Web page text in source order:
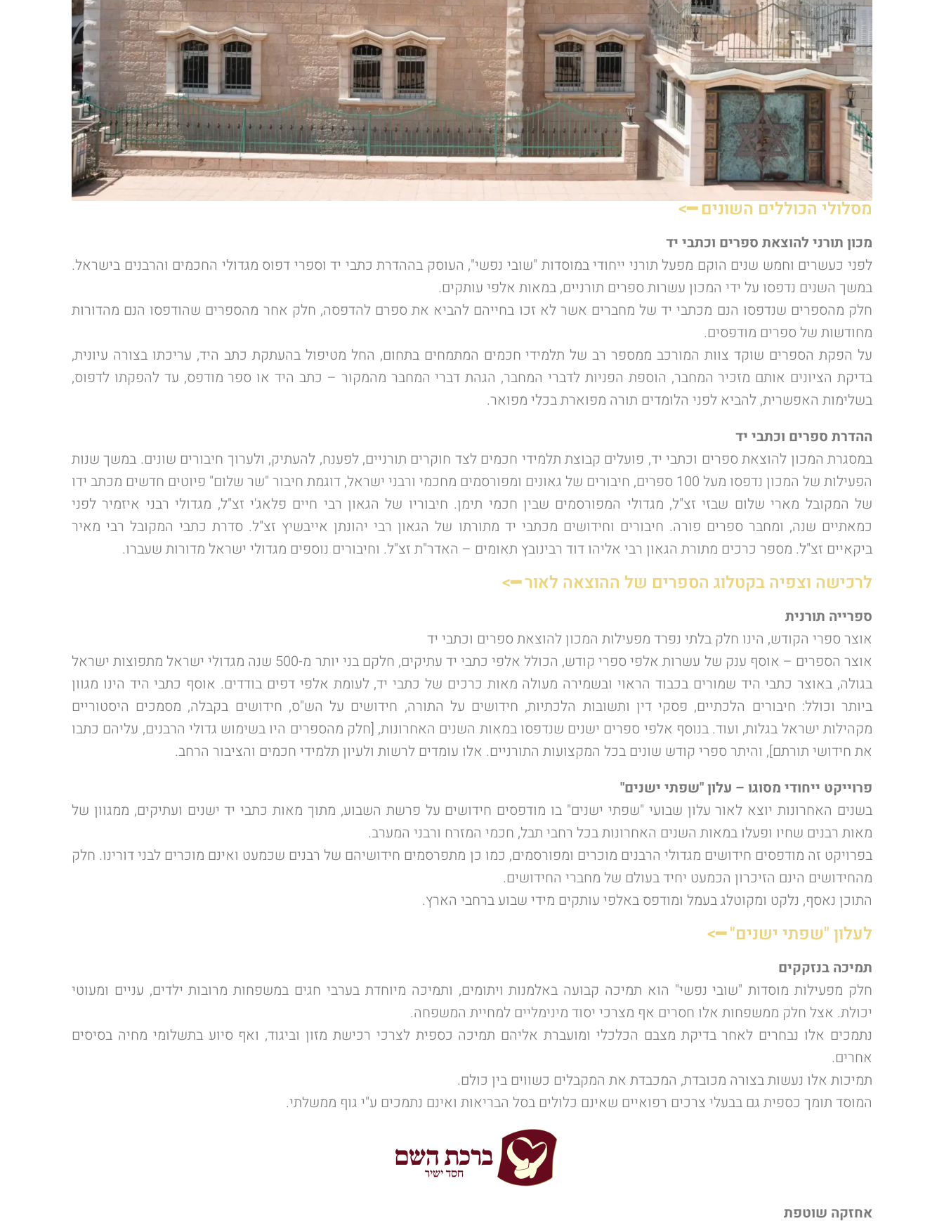
מסלולי הכוללים השונים ━>
מכון תורני להוצאת ספרים וכתבי יד
לפני כעשרים וחמש שנים הוקם מפעל תורני ייחודי במוסדות "שובי נפשי", העוסק בההדרת כתבי יד וספרי דפוס מגדולי החכמים והרבנים בישראל.
במשך השנים נדפסו על ידי המכון עשרות ספרים תורניים, במאות אלפי עותקים.
חלק מהספרים שנדפסו הנם מכתבי יד של מחברים אשר לא זכו בחייהם להביא את ספרם להדפסה, חלק אחר מהספרים שהודפסו הנם מהדורות
מחודשות של ספרים מודפסים.
על הפקת הספרים שוקד צוות המורכב ממספר רב של תלמידי חכמים המתמחים בתחום, החל מטיפול בהעתקת כתב היד, עריכתו בצורה עיונית,
בדיקת הציונים אותם מזכיר המחבר, הוספת הפניות לדברי המחבר, הגהת דברי המחבר מהמקור – כתב היד או ספר מודפס, עד להפקתו לדפוס,
בשלימות האפשרית, להביא לפני הלומדים תורה מפוארת בכלי מפואר.
ההדרת ספרים וכתבי יד
במסגרת המכון להוצאת ספרים וכתבי יד, פועלים קבוצת תלמידי חכמים לצד חוקרים תורניים, לפענח, להעתיק, ולערוך חיבורים שונים. במשך שנות
הפעילות של המכון נדפסו מעל 100 ספרים, חיבורים של גאונים ומפורסמים מחכמי ורבני ישראל, דוגמת חיבור "שר שלום" פיוטים חדשים מכתב ידו
של המקובל מארי שלום שבזי זצ"ל, מגדולי המפורסמים שבין חכמי תימן. חיבוריו של הגאון רבי חיים פלאג'י זצ"ל, מגדולי רבני איזמיר לפני
כמאתיים שנה, ומחבר ספרים פורה. חיבורים וחידושים מכתבי יד מתורתו של הגאון רבי יהונתן אייבשיץ זצ"ל. סדרת כתבי המקובל רבי מאיר
ביקאיים זצ"ל. מספר כרכים מתורת הגאון רבי אליהו דוד רבינובץ תאומים – האדר"ת זצ"ל. וחיבורים נוספים מגדולי ישראל מדורות שעברו.
לרכישה וצפיה בקטלוג הספרים של ההוצאה לאור ━>
ספרייה תורנית
אוצר ספרי הקודש, הינו חלק בלתי נפרד מפעילות המכון להוצאת ספרים וכתבי יד
אוצר הספרים – אוסף ענק של עשרות אלפי ספרי קודש, הכולל אלפי כתבי יד עתיקים, חלקם בני יותר מ-500 שנה מגדולי ישראל מתפוצות ישראל
בגולה, באוצר כתבי היד שמורים בכבוד הראוי ובשמירה מעולה מאות כרכים של כתבי יד, לעומת אלפי דפים בודדים. אוסף כתבי היד הינו מגוון
ביותר וכולל: חיבורים הלכתיים, פסקי דין ותשובות הלכתיות, חידושים על התורה, חידושים על הש"ס, חידושים בקבלה, מסמכים היסטוריים
מקהילות ישראל בגלות, ועוד. בנוסף אלפי ספרים ישנים שנדפסו במאות השנים האחרונות, [חלק מהספרים היו בשימוש גדולי הרבנים, עליהם כתבו
את חידושי תורתם], והיתר ספרי קודש שונים בכל המקצועות התורניים. אלו עומדים לרשות ולעיון תלמידי חכמים והציבור הרחב.
פרוייקט ייחודי מסוגו – עלון "שפתי ישנים"
בשנים האחרונות יוצא לאור עלון שבועי "שפתי ישנים" בו מודפסים חידושים על פרשת השבוע, מתוך מאות כתבי יד ישנים ועתיקים, ממגוון של
מאות רבנים שחיו ופעלו במאות השנים האחרונות בכל רחבי תבל, חכמי המזרח ורבני המערב.
בפרויקט זה מודפסים חידושים מגדולי הרבנים מוכרים ומפורסמים, כמו כן מתפרסמים חידושיהם של רבנים שכמעט ואינם מוכרים לבני דורינו. חלק
מהחידושים הינם הזיכרון הכמעט יחיד בעולם של מחברי החידושים.
התוכן נאסף, נלקט ומקוטלג בעמל ומודפס באלפי עותקים מידי שבוע ברחבי הארץ.
לעלון "שפתי ישנים" ━>
תמיכה בנזקקים
חלק מפעילות מוסדות "שובי נפשי" הוא תמיכה קבועה באלמנות ויתומים, ותמיכה מיוחדת בערבי חגים במשפחות מרובות ילדים, עניים ומעוטי
יכולת. אצל חלק ממשפחות אלו חסרים אף מצרכי יסוד מינימליים למחיית המשפחה.
נתמכים אלו נבחרים לאחר בדיקת מצבם הכלכלי ומועברת אליהם תמיכה כספית לצרכי רכישת מזון וביגוד, ואף סיוע בתשלומי מחיה בסיסים
אחרים.
תמיכות אלו נעשות בצורה מכובדת, המכבדת את המקבלים כשווים בין כולם.
המוסד תומך כספית גם בבעלי צרכים רפואיים שאינם כלולים בסל הבריאות ואינם נתמכים ע"י גוף ממשלתי.
אחזקה שוטפת